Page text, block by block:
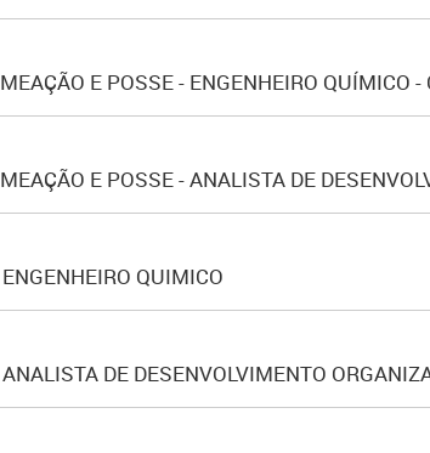
E POSSE - ENGENHEIRO QUÍMICO -
E POSSE - ANALISTA DE
QUIMICO
DE DESENVOLVIMENTO